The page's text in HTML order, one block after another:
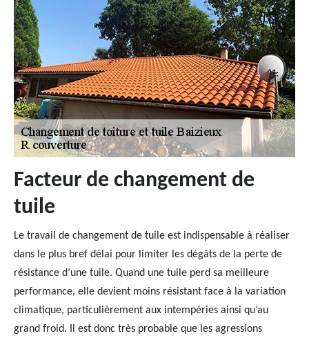
Facteur de changement de
tuile
Le travail de changement de tuile est indispensable à réaliser
dans le plus bref délai pour limiter les dégâts de la perte de
résistance d’une tuile. Quand une tuile perd sa meilleure
performance, elle devient moins résistant face à la variation
climatique, particulièrement aux intempéries ainsi qu’au
grand froid. Il est donc très probable que les agressions